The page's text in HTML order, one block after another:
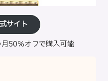
サイト
50％オフで購入可能